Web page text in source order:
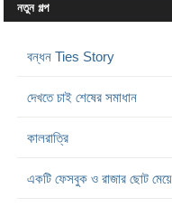
নতুন গল্প
বন্ধন Ties Story
দেখতে চাই শেষের সমাধান
কালরাত্রি
একটি ফেসবুক ও রাজার ছোট